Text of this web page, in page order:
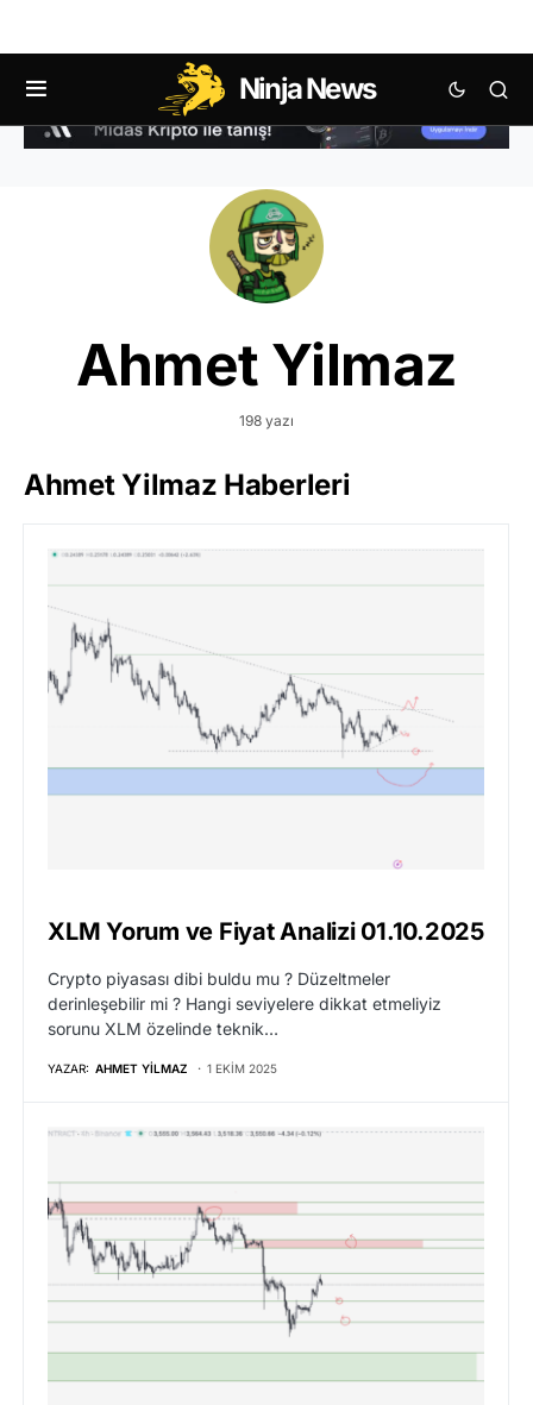
Ninja News
Ahmet Yilmaz
198 yazı
Ahmet Yilmaz Haberleri
XLM Yorum ve Fiyat Analizi 01.10.2025
Crypto piyasası dibi buldu mu ? Düzeltmeler
derinleşebilir mi ? Hangi seviyelere dikkat etmeliyiz
sorunu XLM özelinde teknik…
YAZAR: AHMET YILMAZ 1 EKIM 2025